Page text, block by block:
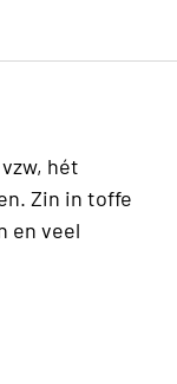
hét
Zin in toffe
en veel